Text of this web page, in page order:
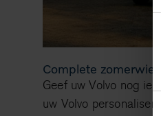
Complete
Geef uw Volvo nog
uw Volvo